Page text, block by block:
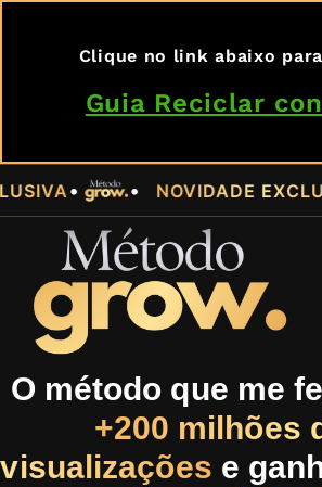
Clique no link abaixo
Guia Reciclar
• • NOVIDADE EXCLUSIVA•
O método que me
+200 milhões
visualizações e